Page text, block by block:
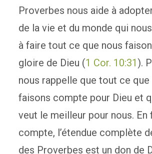
Proverbes nous aide à
de la vie et du monde qui
à faire tout ce que nous
gloire de Dieu (1 Cor. 10:31).
nous rappelle que tout ce que
faisons compte pour Dieu et
veut le meilleur pour nous. En
compte, l’étendue complète
des Proverbes est un don de